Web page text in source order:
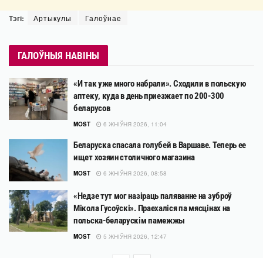
Тэгі: Артыкулы Галоўнае
ГАЛОЎНЫЯ НАВІНЫ
«И так уже много набрали». Сходили в польскую
аптеку, куда в день приезжает по 200-300
беларусов
MOST 6 ЖНІЎНЯ 2026, 11:04
Беларуска спасала голубей в Варшаве. Теперь ее
ищет хозяин столичного магазина
MOST 6 ЖНІЎНЯ 2026, 08:58
«Недзе тут мог назіраць паляванне на зуброў
Мікола Гусоўскі». Праехаліся па мясцінах на
польска-беларускім памежжы
MOST 5 ЖНІЎНЯ 2026, 12:47